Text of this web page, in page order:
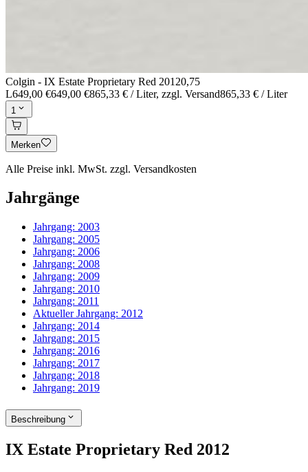
Colgin - IX Estate Proprietary Red 20120,75
L649,00 €649,00 €865,33 € / Liter, zzgl. Versand865,33 € / Liter
1
Merken
Alle Preise inkl. MwSt. zzgl. Versandkosten
Jahrgänge
Jahrgang: 2003
Jahrgang: 2005
Jahrgang: 2006
Jahrgang: 2008
Jahrgang: 2009
Jahrgang: 2010
Jahrgang: 2011
Aktueller Jahrgang: 2012
Jahrgang: 2014
Jahrgang: 2015
Jahrgang: 2016
Jahrgang: 2017
Jahrgang: 2018
Jahrgang: 2019
Beschreibung
IX Estate Proprietary Red 2012